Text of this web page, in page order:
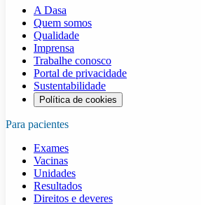
A Dasa
Quem somos
Qualidade
Imprensa
Trabalhe conosco
Portal de privacidade
Sustentabilidade
Política de cookies
Para pacientes
Exames
Vacinas
Unidades
Resultados
Direitos e deveres